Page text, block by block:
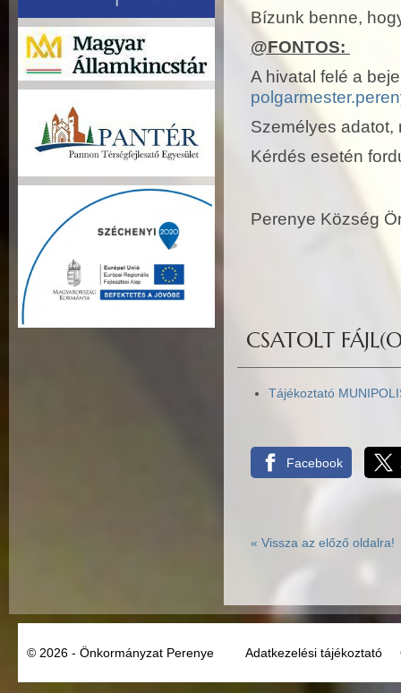
Bízunk benne,
@FONTOS:
A hivatal felé a
Személyes adatot,
Kérdés esetén
Perenye Község
CSATOLT
Tájékoztató
Facebook
« Vissza az előző oldalra!
© 2026 - Önkormányzat Perenye Adatkezelési tájékoztató